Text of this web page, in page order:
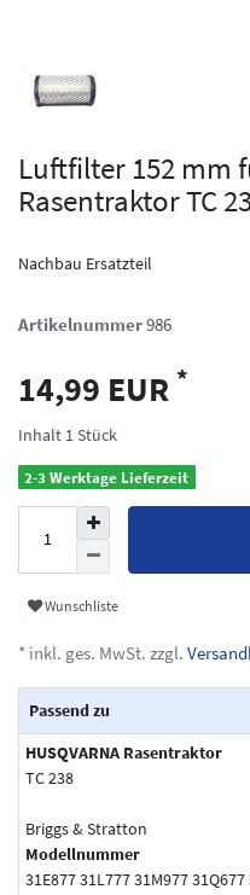
Luftfilter 152 mm
Rasentraktor TC
Nachbau Ersatzteil
Artikelnummer986
14,99 EUR *
Inhalt 1 Stück
2-3 Werktage Lieferzeit
Wunschliste
* inkl. ges. MwSt. zzgl.
Passend zu
HUSQVARNA Rasentraktor
TC 238
Briggs & Stratton
Modellnummer
31E877 31L777 31M977